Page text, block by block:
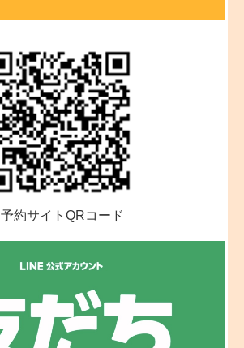
予約サイトQRコード